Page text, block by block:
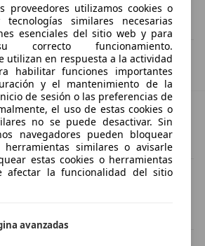
el proveedor del certificado.
220
proveedores utilizamos cookies o
similares necesarias
esenciales del sitio web y para
correcto funcionamiento.
utilizan en respuesta a la actividad
habilitar funciones importantes
y el mantenimiento de la
de sesión o las preferencias de
el uso de estas cookies o
no se puede desactivar. Sin
navegadores pueden bloquear
herramientas similares o avisarle
estas cookies o herramientas
afectar la funcionalidad del sitio
avanzadas